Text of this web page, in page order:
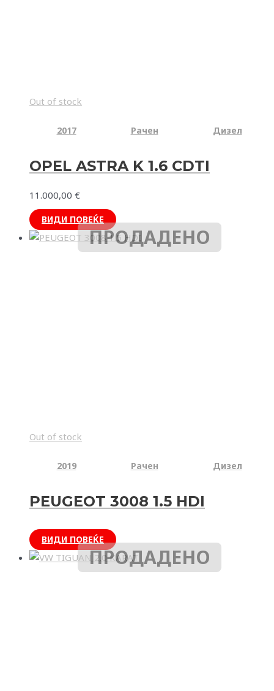
Out of stock
2017 Рачен Дизел
OPEL ASTRA K 1.6 CDTI
11.000,00 €
ВИДИ ПОВЕЌЕ
ПРОДАДЕНО
Out of stock
2019 Рачен Дизел
PEUGEOT 3008 1.5 HDI
ВИДИ ПОВЕЌЕ
ПРОДАДЕНО